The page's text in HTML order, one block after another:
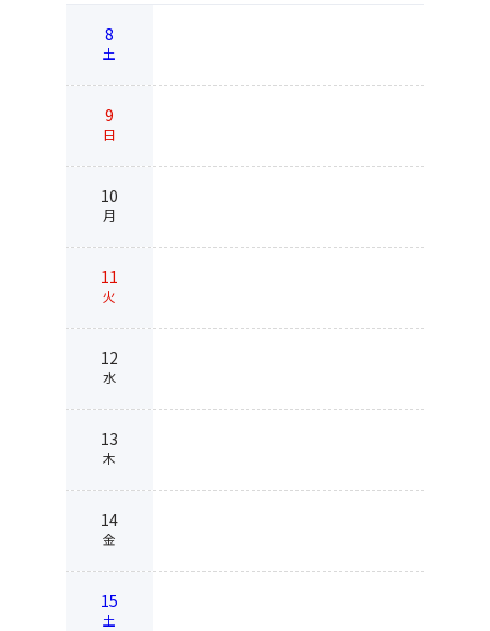
8
土
9
日
10
月
11
火
12
水
13
木
14
金
15
土